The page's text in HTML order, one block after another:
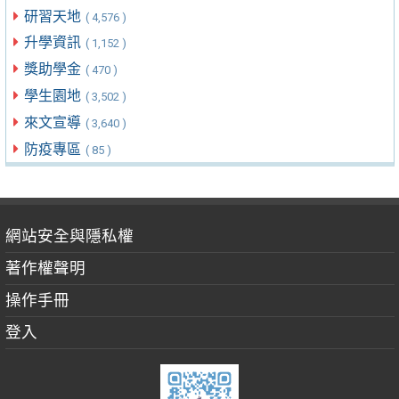
研習天地 ( 4,576 )
升學資訊 ( 1,152 )
獎助學金 ( 470 )
學生園地 ( 3,502 )
來文宣導 ( 3,640 )
防疫專區 ( 85 )
網站安全與隱私權
著作權聲明
操作手冊
登入